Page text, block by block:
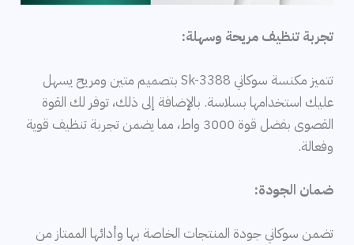
تجربة تنظيف مريحة وسهلة:
تتميز مكنسة سوكاني Sk-3388 بتصميم متين ومريح يسهل
عليك استخدامها بسلاسة. بالإضافة إلى ذلك، توفر لك القوة
القصوى بفضل قوة 3000 واط، مما يضمن تجربة تنظيف قوية
وفعالة.
ضمان الجودة:
تضمن سوكاني جودة المنتجات الخاصة بها وأدائها الممتاز من